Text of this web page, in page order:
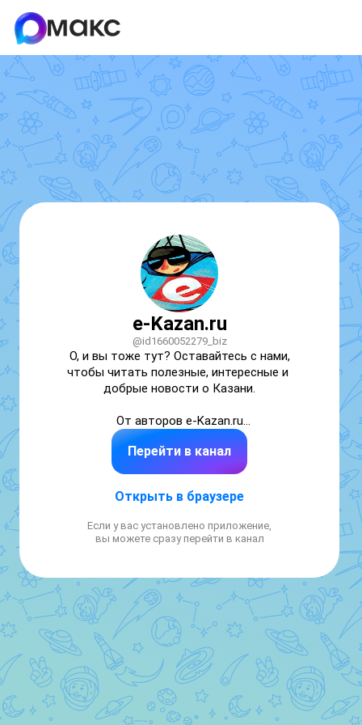
e-Kazan.ru
@id1660052279_biz
О, и вы тоже тут? Оставайтесь с нами,
чтобы читать полезные, интересные и
добрые новости о Казани.
От авторов e-Kazan.ru
По вопросам рекламы: elvira.nigmatullina@e-
kazan.ru
Перейти в канал
Открыть в браузере
Если у вас установлено приложение,
вы можете сразу перейти в канал